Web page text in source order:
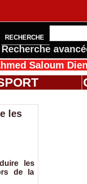
RECHERCHE
Recherche
Dieng reçoit
les
les
de la